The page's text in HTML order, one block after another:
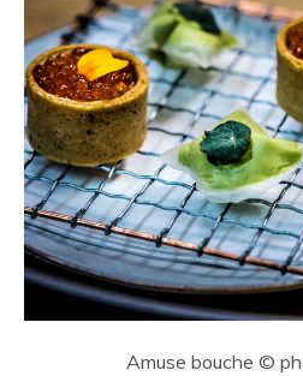
Amuse bouche ©